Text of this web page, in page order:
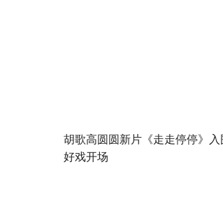
胡歌高圆圆新片《走走停停》
好戏开场